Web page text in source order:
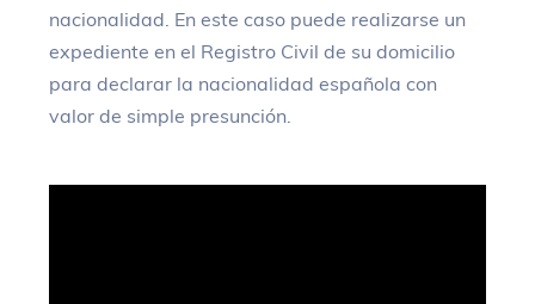
nacionalidad. En este caso puede realizarse un
expediente en el Registro Civil de su domicilio
para declarar la nacionalidad española con
valor de simple presunción.